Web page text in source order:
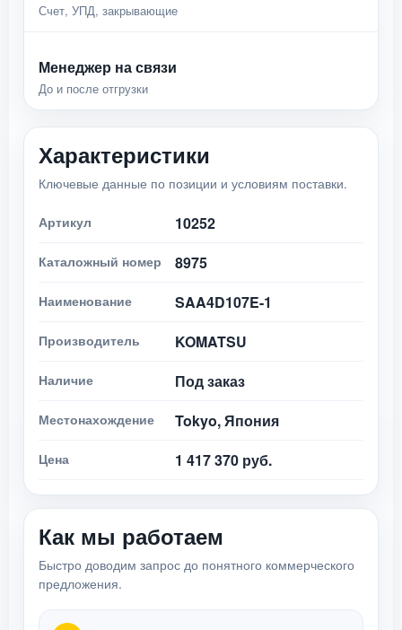
Счет, УПД, закрывающие
Менеджер на связи
До и после отгрузки
Характеристики
Ключевые данные по позиции и условиям поставки.
Артикул 10252
Каталожный номер 8975
Наименование SAA4D107E-1
Производитель KOMATSU
Наличие Под заказ
Местонахождение Tokyo, Япония
Цена 1 417 370 руб.
Как мы работаем
Быстро доводим запрос до понятного коммерческого
предложения.